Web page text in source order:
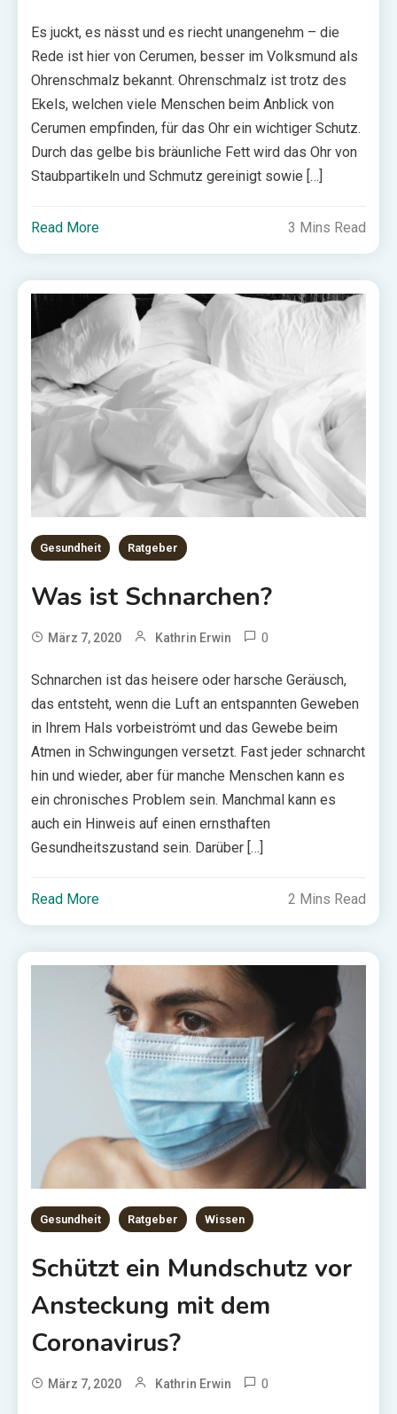
Es juckt, es nässt und es riecht unangenehm – die
Rede ist hier von Cerumen, besser im Volksmund als
Ohrenschmalz bekannt. Ohrenschmalz ist trotz des
Ekels, welchen viele Menschen beim Anblick von
Cerumen empfinden, für das Ohr ein wichtiger Schutz.
Durch das gelbe bis bräunliche Fett wird das Ohr von
Staubpartikeln und Schmutz gereinigt sowie […]
Read More 3 Mins Read
Gesundheit Ratgeber
Was ist Schnarchen?
März 7, 2020 Kathrin Erwin 0
Schnarchen ist das heisere oder harsche Geräusch,
das entsteht, wenn die Luft an entspannten Geweben
in Ihrem Hals vorbeiströmt und das Gewebe beim
Atmen in Schwingungen versetzt. Fast jeder schnarcht
hin und wieder, aber für manche Menschen kann es
ein chronisches Problem sein. Manchmal kann es
auch ein Hinweis auf einen ernsthaften
Gesundheitszustand sein. Darüber […]
Read More 2 Mins Read
Gesundheit Ratgeber Wissen
Schützt ein Mundschutz vor
Ansteckung mit dem
Coronavirus?
März 7, 2020 Kathrin Erwin 0